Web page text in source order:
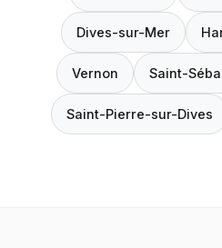
Dives-sur-Mer
Vernon Saint-
Saint-Pierre-sur-Dives